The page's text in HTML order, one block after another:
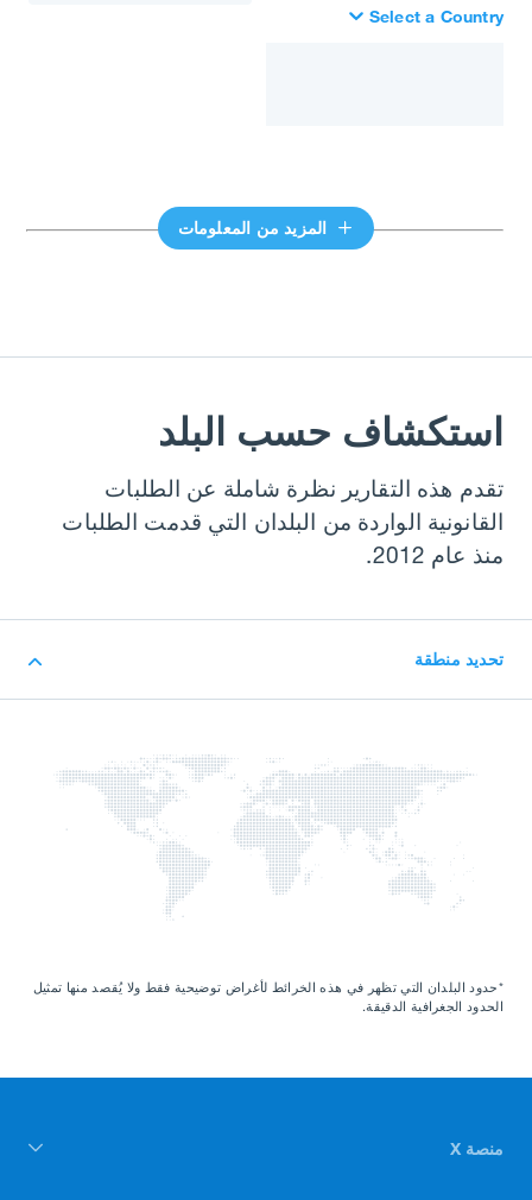
Select a Country
المزيد من المعلومات
استكشاف حسب البلد
تقدم هذه التقارير نظرة شاملة عن الطلبات
القانونية الواردة من البلدان التي قدمت الطلبات
منذ عام 2012.
تحديد منطقة
الشرق الأوسط
*حدود البلدان التي تظهر في هذه الخرائط لأغراض توضيحية فقط ولا يُقصد منها تمثيل
الحدود الجغرافية الدقيقة.
منصة X